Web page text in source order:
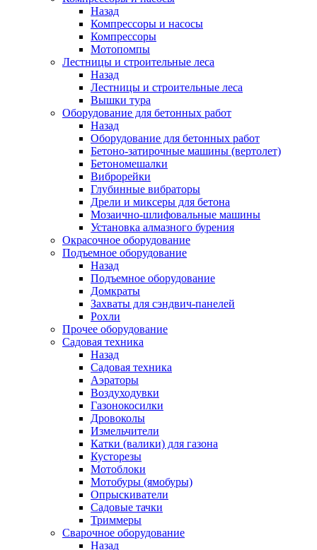
Назад
Компрессоры и насосы
Компрессоры
Мотопомпы
Лестницы и строительные леса
Назад
Лестницы и строительные леса
Вышки тура
Оборудование для бетонных работ
Назад
Оборудование для бетонных работ
Бетоно-затирочные машины (вертолет)
Бетономешалки
Виброрейки
Глубинные вибраторы
Дрели и миксеры для бетона
Мозаично-шлифовальные машины
Установка алмазного бурения
Окрасочное оборудование
Подъемное оборудование
Назад
Подъемное оборудование
Домкраты
Захваты для сэндвич-панелей
Рохли
Прочее оборудование
Садовая техника
Назад
Садовая техника
Аэраторы
Воздуходувки
Газонокосилки
Дровоколы
Измельчители
Катки (валики) для газона
Кусторезы
Мотоблоки
Мотобуры (ямобуры)
Опрыскиватели
Садовые тачки
Триммеры
Сварочное оборудование
Назад